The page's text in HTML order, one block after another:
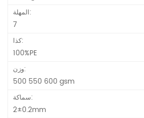
المهلة:
7
كذا:
100%PE
وزن:
500 550 600 gsm
سماكة:
2±0.2mm